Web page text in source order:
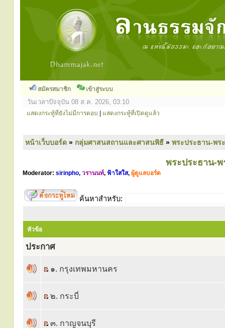
สมัครสมาชิก เข้าสู่ระบบ
วันเวลาปัจจุบัน 08 ส.ค. 2026, 03:10
แสดงกระทู้ที่ยังไม่มีการตอบ แสดงกระทู้ที่เปิดดูแล้ว
หน้าเว็บบอร์ด » กลุ่มศาสนสถานและศาสนพิธี » พระประธาน-พร
พระประธาน-
Moderator: sirinpho, วรานนท์, ฟ้าใสใส, ผู้ดูแลบอร์ด
ค้นหาสำหรับ:
หัวข้อ
ประกาศ
๑. กรุงเทพมหานคร
๒. กระบี่
๓. กาญจนบุรี